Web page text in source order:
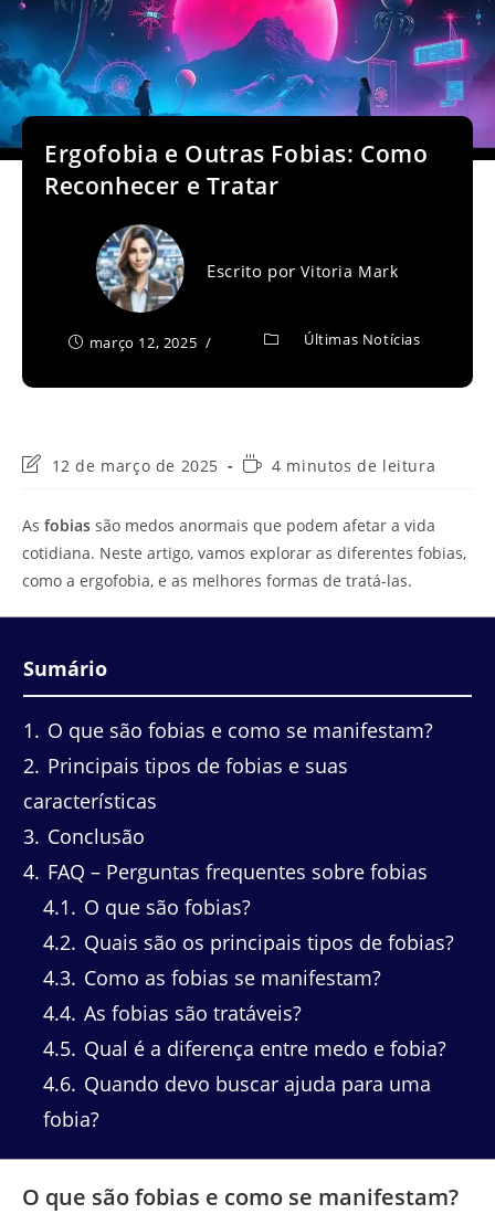
Ergofobia e Outras Fobias: Como
Reconhecer e Tratar
Escrito porVitoria Mark
março 12, 2025 Últimas Notícias
Última
post:
12 de março de 2025
Tempo4 minutos de leitura
As fobias são medos anormais que podem afetar a vida
cotidiana. Neste artigo, vamos explorar as diferentes fobias,
como a ergofobia, e as melhores formas de tratá-las.
Sumário
1
O que são fobias e como se manifestam?
2 Principais tipos de fobias e suas
características
3 Conclusão
4 FAQ – Perguntas frequentes sobre fobias
4.1
O que são fobias?
4.2 Quais são os principais tipos de fobias?
4.3 Como as fobias se manifestam?
4.4 As fobias são tratáveis?
4.5 Qual é a diferença entre medo e fobia?
4.6 Quando devo buscar ajuda para uma
fobia?
O que são fobias e como se manifestam?